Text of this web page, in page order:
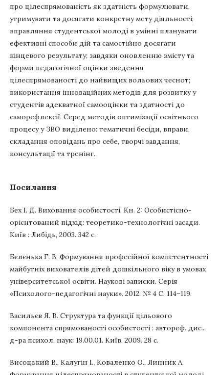
про цілеспрямованість як здатність формулювати,
утримувати та досягати конкретну мету діяльності;
вправляння студентської молоді в умінні планувати
ефективні способи дій та самостійно досягати
кінцевого результату; завдяки оновленню змісту та
форми педагогічної оцінки зведення
цілеспрямованості до найвищих вольових чеснот;
використання інноваційних методів для розвитку у
студентів адекватної самооцінки та здатності до
саморефлексії. Серед методів оптимізації освітнього
процесу у ЗВО виділено: тематичні бесіди, вправи,
складання оповідань про себе, творчі завдання,
консультації та тренінг.
Посилання
Бех І. Д. Виховання особистості. Кн. 2: Особистісно-
орієнтований підхід: теоретико-технологічні засади.
Київ : Либідь, 2003. 342 с.
Бєлєнька Г. В. Формування професійної компетентності
майбутніх вихователів дітей дошкільного віку в умовах
університетської освіти. Наукові записки. Серія
«Психолого-педагогічні науки». 2012. № 4 С. 114–119.
Васильєв Я. В. Структура та функції цільового
компонента спрямованості особистості : автореф. дис...
д-ра психол. наук: 19.00.01. Київ, 2009. 28 с.
Висоцький В., Калугін І., Коваленко О., Линник А.